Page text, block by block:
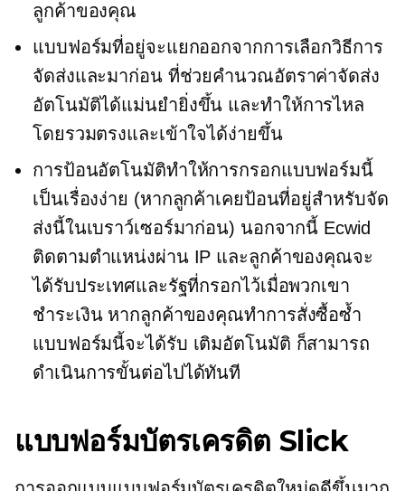
ลูกค้าของคุณ
แบบฟอร์มที่อยู่จะแยกออกจากการเลือกวิธีการ
จัดส่งและมาก่อน ที่ช่วยคำนวณอัตราค่าจัดส่ง
อัตโนมัติได้แม่นยำยิ่งขึ้น และทำให้การไหล
โดยรวมตรงและเข้าใจได้ง่ายขึ้น
การป้อนอัตโนมัติทำให้การกรอกแบบฟอร์มนี้
เป็นเรื่องง่าย (หากลูกค้าเคยป้อนที่อยู่สำหรับจัด
ส่งนี้ในเบราว์เซอร์มาก่อน) นอกจากนี้ Ecwid
ติดตามตำแหน่งผ่าน IP และลูกค้าของคุณจะ
ได้รับประเทศและรัฐที่กรอกไว้เมื่อพวกเขา
ชำระเงิน หากลูกค้าของคุณทำการสั่งซื้อซ้ำ
แบบฟอร์มนี้จะได้รับ เติมอัตโนมัติ ก็สามารถ
ดำเนินการขั้นต่อไปได้ทันที
แบบฟอร์มบัตรเครดิต Slick